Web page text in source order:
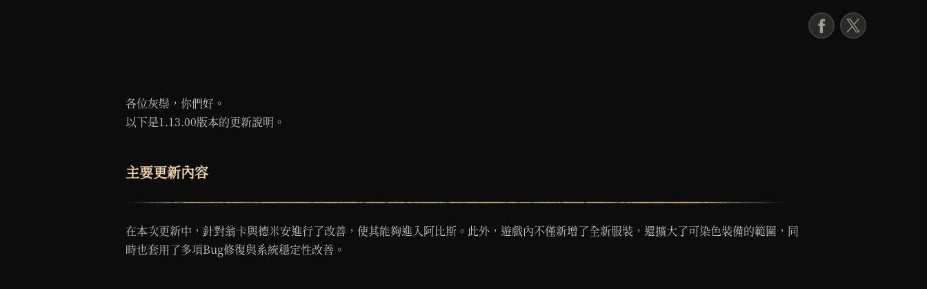
F
X
各位灰鬃，你們好。
以下是1.13.00版本的更新說明。
主要更新內容
在本次更新中，針對翁卡與德米安進行了改善，使其能夠進入阿比斯。此外，遊戲內不僅新增了全新服裝，還擴大了可染色裝備的範圍，同
時也套用了多項Bug修復與系統穩定性改善。